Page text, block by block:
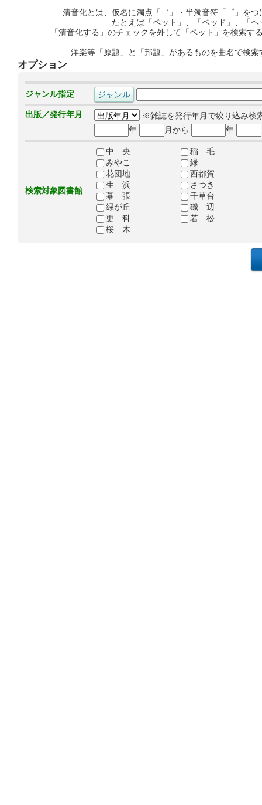
清音化とは、仮名に濁点「゛」・半濁音符「゜」を
たとえば「ペット」、「ベッド」、「
「清音化する」のチェックを外して「ペット」を検索
洋楽等「原題」と「邦題」があるものを曲名で検
オプション
ジャンル指定
出版／発行年月
※雑誌を発行年月で絞り込み検
年
月から 年
検索対象図書館
中 央
稲 毛
みやこ
緑
花団地
西都賀
生 浜
さつき
幕 張
千草台
緑が丘
磯 辺
更 科
若 松
桜 木